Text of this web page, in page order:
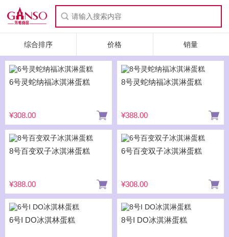
综合排序 价格 销量
6号灵蛇纳福冰淇淋蛋糕
¥308.00
8号灵蛇纳福冰淇淋蛋糕
¥388.00
8号百变双子冰淇淋蛋糕
¥388.00
6号百变双子冰淇淋蛋糕
¥308.00
6号I DO冰淇林蛋糕 8号I DO冰淇淋蛋糕